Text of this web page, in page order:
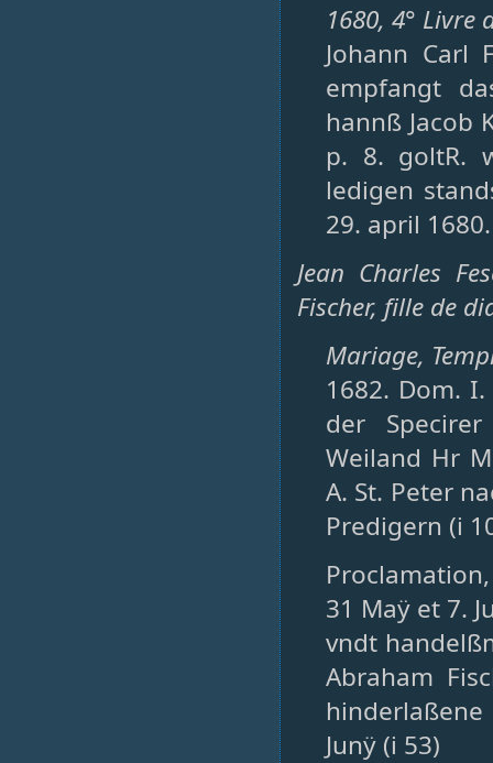
1680, 4° Livre
Johann Carl
empfangt
hannß Jacob
p. 8. goltR.
ledigen
29. april 1680.
Jean Charles
Fischer, fille de
Mariage,
1682. Dom.
der
Weiland Hr
A. St. Peter
Predigern (i
31 Maÿ et 7.
vndt
Abraham
Junÿ (i 53)